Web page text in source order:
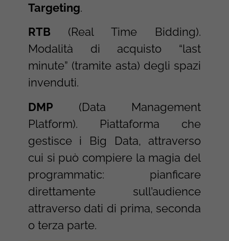
Targeting.
RTB (Real Time Bidding).
Modalità di acquisto “last
minute” (tramite asta) degli spazi
invenduti.
DMP (Data Management
Platform). Piattaforma che
gestisce i Big Data, attraverso
cui si può compiere la magia del
programmatic: pianficare
direttamente sull’audience
attraverso dati di prima, seconda
o terza parte.